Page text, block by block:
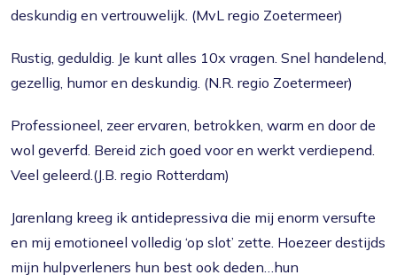
deskundig en vertrouwelijk. (MvL regio Zoetermeer)
Rustig, geduldig. Je kunt alles 10x vragen. Snel handelend,
gezellig, humor en deskundig. (N.R. regio Zoetermeer)
Professioneel, zeer ervaren, betrokken, warm en door de
wol geverfd. Bereid zich goed voor en werkt verdiepend.
Veel geleerd.(J.B. regio Rotterdam)
Jarenlang kreeg ik antidepressiva die mij enorm versufte
en mij emotioneel volledig ‘op slot’ zette. Hoezeer destijds
mijn hulpverleners hun best ook deden…hun